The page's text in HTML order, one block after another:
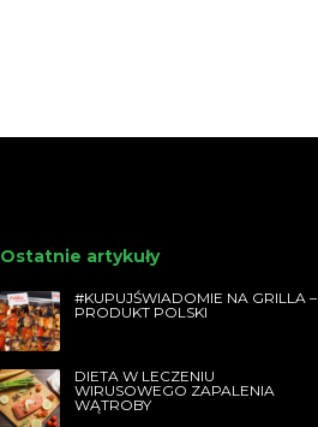
Ostatnie artykuły
#KUPUJŚWIADOMIE NA GRILLA –
PRODUKT POLSKI
DIETA W LECZENIU
WIRUSOWEGO ZAPALENIA
WĄTROBY